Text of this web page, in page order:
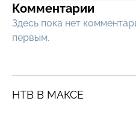
Комментарии
Здесь пока нет
первым.
НТВ В МАКСЕ